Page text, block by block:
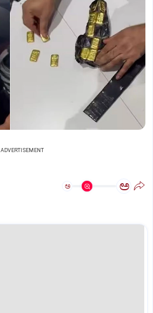
ADVERTISEMENT
ಅ ಅ